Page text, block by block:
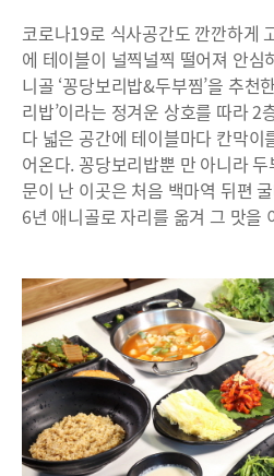
코로나19로 식사공간도 깐깐하게
에 테이블이 널찍널찍 떨어져 안심
니골 ‘꽁당보리밥&두부찜’을 추천
리밥’이라는 정겨운 상호를 따라 2
다 넓은 공간에 테이블마다 칸막이
어온다. 꽁당보리밥뿐 만 아니라
문이 난 이곳은 처음 백마역 뒤편
6년 애니골로 자리를 옮겨 그 맛을